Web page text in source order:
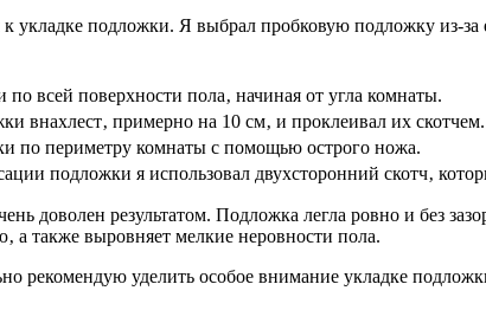
укладке подложки. Я выбрал пробковую подложку из-
всей поверхности пола‚ начиная от угла комнаты.
внахлест‚ примерно на 10 см‚ и проклеивал их скотчем.
по периметру комнаты с помощью острого ножа.
подложки я использовал двухсторонний скотч‚
доволен результатом. Подложка легла ровно и без
а также выровняет мелкие неровности пола.
рекомендую уделить особое внимание укладке